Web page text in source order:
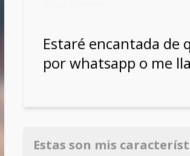
Estaré encantada de
por whatsapp o me
Estas son mis